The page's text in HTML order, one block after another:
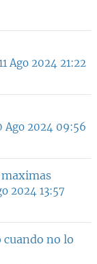
Ago 2024 21:22
Ago 2024 09:56
2024 13:57
cuando no lo